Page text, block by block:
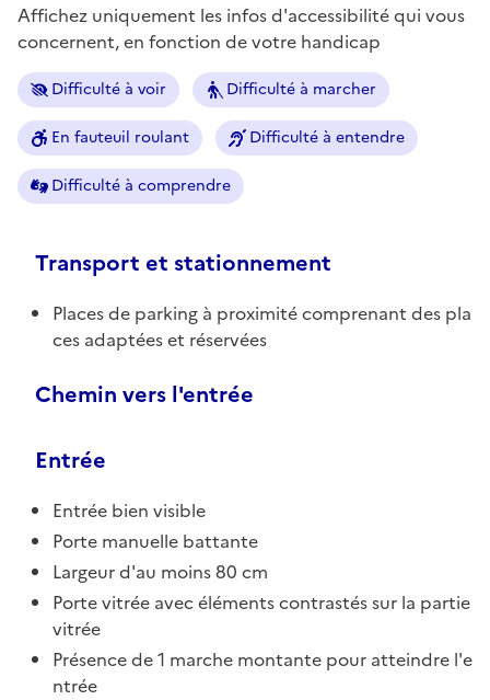
Affichez uniquement les infos d'accessibilité qui vous
concernent, en fonction de votre handicap
Difficulté à voir Difficulté à marcher
En fauteuil roulant Difficulté à entendre
Difficulté à comprendre
Transport et stationnement
Places de parking à proximité comprenant des pla
ces adaptées et réservées
Chemin vers l'entrée
Entrée
Entrée bien visible
Porte manuelle battante
Largeur d'au moins 80 cm
Porte vitrée avec éléments contrastés sur la partie
vitrée
Présence de 1 marche montante pour atteindre l'e
ntrée